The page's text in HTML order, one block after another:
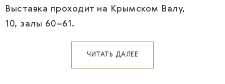
Выставка проходит на Крымском Валу,
10, залы 60–61.
ЧИТАТЬ ДАЛЕЕ